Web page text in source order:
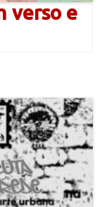
verso e